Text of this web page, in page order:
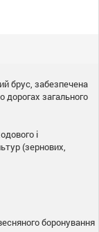
брус, забезпечена
загального
і
(зернових,
боронування